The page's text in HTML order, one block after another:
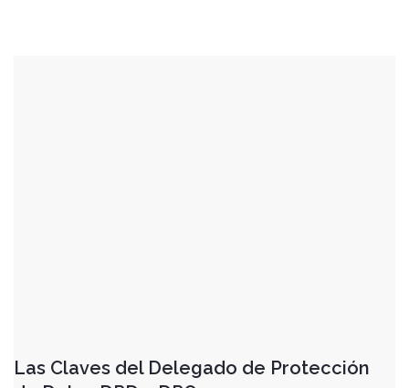
Las Claves del Delegado de Protección